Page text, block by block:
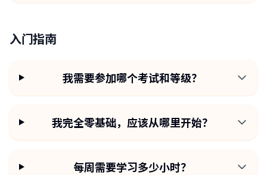
入门指南
我需要参加哪个考试和等级？
我完全零基础，应该从哪里开始？
每周需要学习多少小时？